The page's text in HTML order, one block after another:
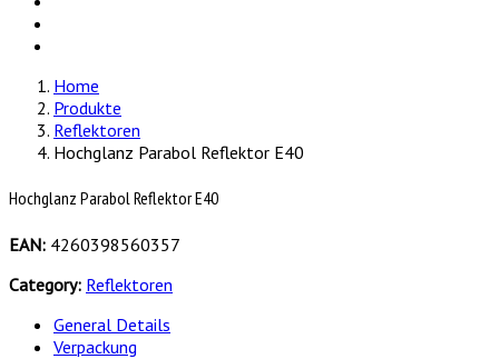
Home
Produkte
Reflektoren
Hochglanz Parabol Reflektor E40
Hochglanz Parabol Reflektor E40
EAN: 4260398560357
Category: Reflektoren
General Details
Verpackung